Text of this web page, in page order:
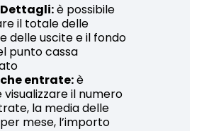
è possibile
il totale delle
delle uscite e il fondo
punto cassa
entrate:è
visualizzare il numero
la media delle
mese, l’importo